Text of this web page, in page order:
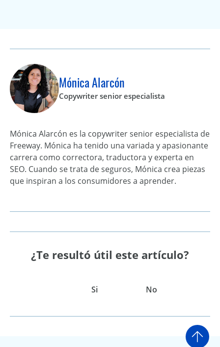
Mónica Alarcón
Copywriter senior especialista
Mónica Alarcón es la copywriter senior especialista de
Freeway. Mónica ha tenido una variada y apasionante
carrera como correctora, traductora y experta en
SEO. Cuando se trata de seguros, Mónica crea piezas
que inspiran a los consumidores a aprender.
¿Te resultó útil este artículo?
Si No